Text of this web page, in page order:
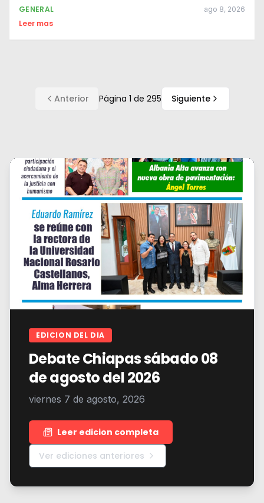
GENERAL ago 8, 2026
Leer mas
Anterior Página 1 de 295 Siguiente
EDICION DEL DIA
Debate Chiapas sábado 08
de agosto del 2026
viernes 7 de agosto, 2026
Leer edicion completa
Ver ediciones anteriores